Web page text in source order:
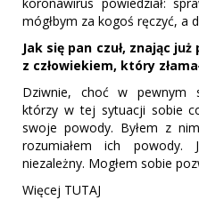
mógłbym za kogoś ręczyć, a
Jak się pan czuł, znając
z człowiekiem, który
Dziwnie, choć w pewnym
którzy w tej sytuacji sobie
swoje powody. Byłem z
rozumiałem ich
niezależny. Mogłem sobie
Więcej TUTAJ